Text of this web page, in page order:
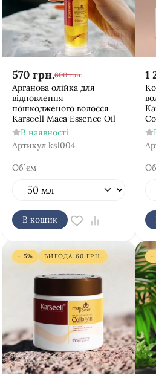
570 грн.600 грн.
Арганова олійка для
відновлення
пошкодженого волосся
Karseell Мaca Essence Oil
В наявності
Артикул ks1004
Об`єм
В кошик
1
- 5% ВИГОДА 60 ГРН. -